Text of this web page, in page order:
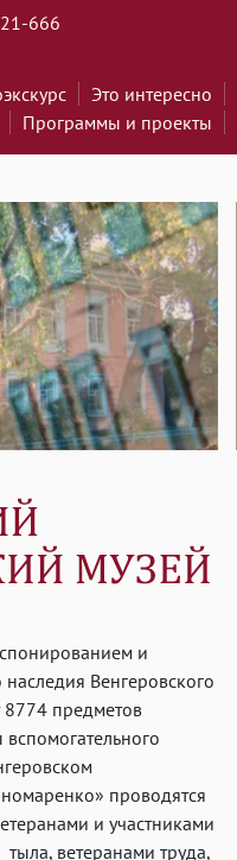
666
Это интересно
Программы и проекты
и
Венгеровского
8774 предметов
проводятся
и участниками
ветеранами труда,